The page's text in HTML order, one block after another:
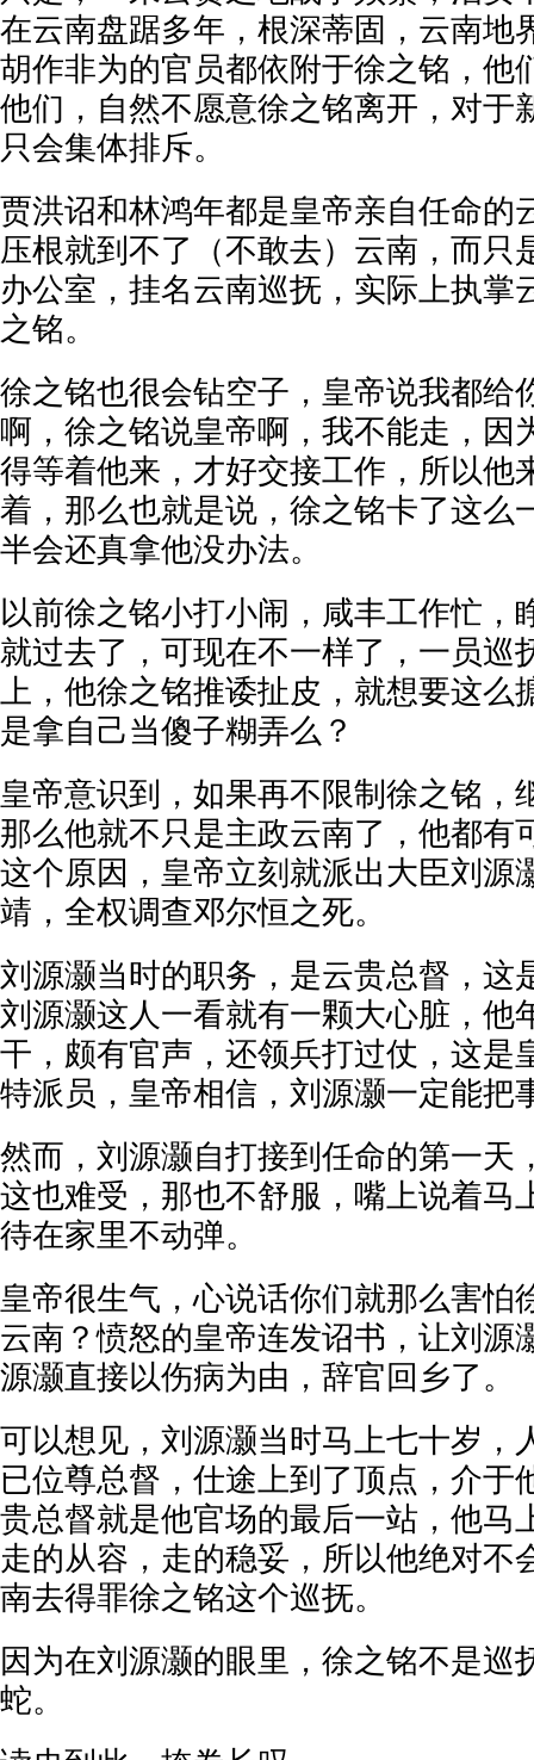
在云南盘踞多年，根深蒂固，云南地
胡作非为的官员都依附于徐之铭，他
他们，自然不愿意徐之铭离开，对于
只会集体排斥。
贾洪诏和林鸿年都是皇帝亲自任命的
压根就到不了（不敢去）云南，而只
办公室，挂名云南巡抚，实际上执掌
之铭。
徐之铭也很会钻空子，皇帝说我都给
啊，徐之铭说皇帝啊，我不能走，因
得等着他来，才好交接工作，所以他
着，那么也就是说，徐之铭卡了这么
半会还真拿他没办法。
以前徐之铭小打小闹，咸丰工作忙，
就过去了，可现在不一样了，一员巡
上，他徐之铭推诿扯皮，就想要这么
是拿自己当傻子糊弄么？
皇帝意识到，如果再不限制徐之铭，
那么他就不只是主政云南了，他都有
这个原因，皇帝立刻就派出大臣刘源
靖，全权调查邓尔恒之死。
刘源灏当时的职务，是云贵总督，这
刘源灏这人一看就有一颗大心脏，他
干，颇有官声，还领兵打过仗，这是
特派员，皇帝相信，刘源灏一定能把
然而，刘源灏自打接到任命的第一天
这也难受，那也不舒服，嘴上说着马
待在家里不动弹。
皇帝很生气，心说话你们就那么害怕
云南？愤怒的皇帝连发诏书，让刘源
源灏直接以伤病为由，辞官回乡了。
可以想见，刘源灏当时马上七十岁，
已位尊总督，仕途上到了顶点，介于
贵总督就是他官场的最后一站，他马
走的从容，走的稳妥，所以他绝对不
南去得罪徐之铭这个巡抚。
因为在刘源灏的眼里，徐之铭不是巡
蛇。